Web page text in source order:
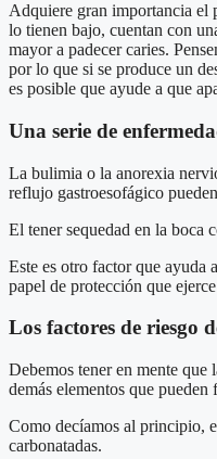
Adquiere gran importancia el
lo tienen bajo, cuentan con
mayor a padecer caries.
por lo que si se produce un
es posible que ayude a que
Una serie de
La bulimia o la anorexia
reflujo gastroesofágico
El tener sequedad en la boca
Este es otro factor que ayuda
papel de protección que
Los factores de riesgo
Debemos tener en mente que
demás elementos que
Como decíamos al principio,
carbonatadas.